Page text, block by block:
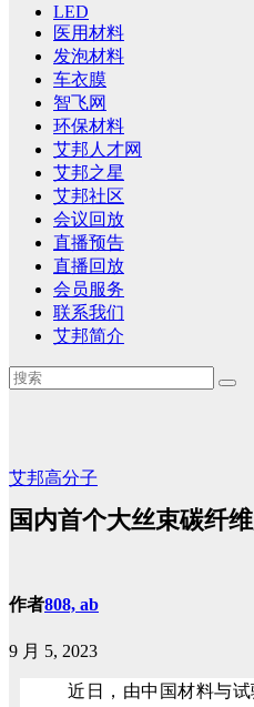
LED
医用材料
发泡材料
车衣膜
智飞网
环保材料
艾邦人才网
艾邦之星
艾邦社区
会议回放
直播预告
直播回放
会员服务
联系我们
艾邦简介
艾邦高分子
国内首个大丝束碳纤
作者808, ab
9 月 5, 2023
近日，由中国材料与